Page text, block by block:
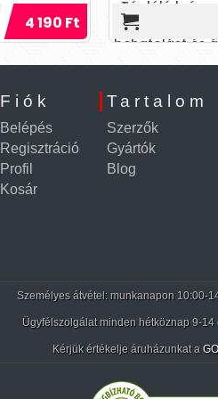
Tápláló krém az anális
panthenollal. Megkönnyíti
behatolást és ápolja a bőrt
közösülés után. Az
4
Fiók
Belépés
Regisztráció
Profil
Kosár
Tartalom
Szerzők
Gyártók
Blog
Személyes átvétel: munkanapon 10:00-
Ügyfélszolgálat minden hétköznap 9-14
Kérjük értékelje áruházunkat a